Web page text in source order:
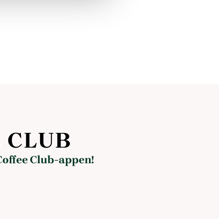
CLUB
Club-appen!